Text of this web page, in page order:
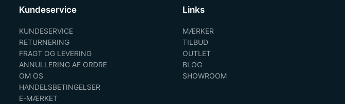
Kundeservice
KUNDESERVICE
RETURNERING
FRAGT OG LEVERING
ANNULLERING AF ORDRE
OM OS
HANDELSBETINGELSER
E-MÆRKET
Links
MÆRKER
TILBUD
OUTLET
BLOG
SHOWROOM